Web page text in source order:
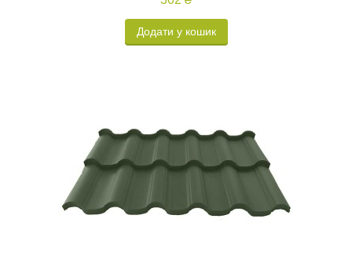
Додати у кошик